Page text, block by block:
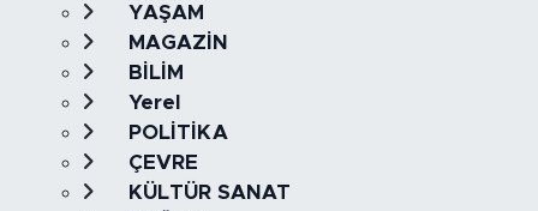
YAŞAM
MAGAZİN
BİLİM
Yerel
POLİTİKA
ÇEVRE
KÜLTÜR SANAT